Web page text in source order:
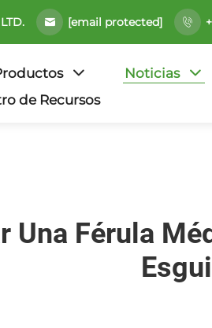
[email protected]
Noticias
de Recursos
Una Férula